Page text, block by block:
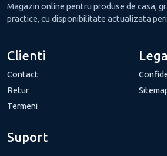
Magazin online pentru produse de casa,
practice, cu disponibilitate actualizata
Clienti
Contact
Retur
Termeni
Suport